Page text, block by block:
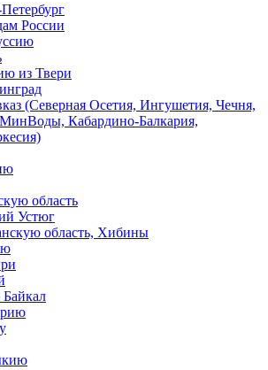
России
из Твери
(Северная Осетия, Ингушетия, Чечня,
Кабардино-Балкария,
область
Устюг
область, Хибины
Байкал